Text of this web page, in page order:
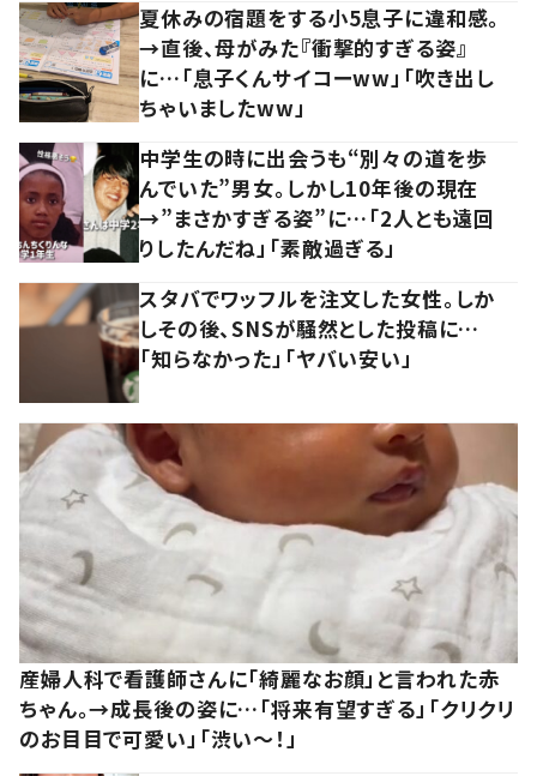
夏休みの宿題をする小5息子に違和感。
→直後、母がみた『衝撃的すぎる姿』
に…「息子くんサイコーww」「吹き出し
ちゃいましたww」
中学生の時に出会うも“別々の道を歩
んでいた”男女。しかし10年後の現在
→”まさかすぎる姿”に…「2人とも遠回
りしたんだね」「素敵過ぎる」
スタバでワッフルを注文した女性。しか
しその後、SNSが騒然とした投稿に…
「知らなかった」「ヤバい安い」
産婦人科で看護師さんに「綺麗なお顔」と言われた赤
ちゃん。→成長後の姿に…「将来有望すぎる」「クリクリ
のお目目で可愛い」「渋い～！」